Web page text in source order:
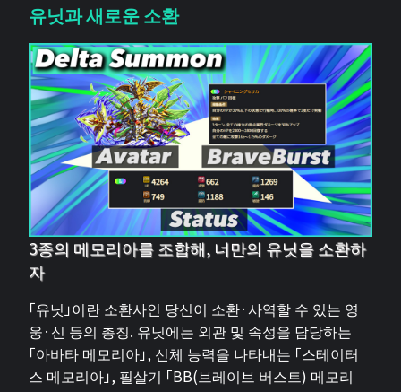
유닛과 새로운 소환
3종의 메모리아를 조합해, 너만의 유닛을 소환하
자
「유닛」이란 소환사인 당신이 소환·사역할 수 있는 영
웅·신 등의 총칭. 유닛에는 외관 및 속성을 담당하는
「아바타 메모리아」, 신체 능력을 나타내는 「스테이터
스 메모리아」, 필살기 「BB(브레이브 버스트) 메모리